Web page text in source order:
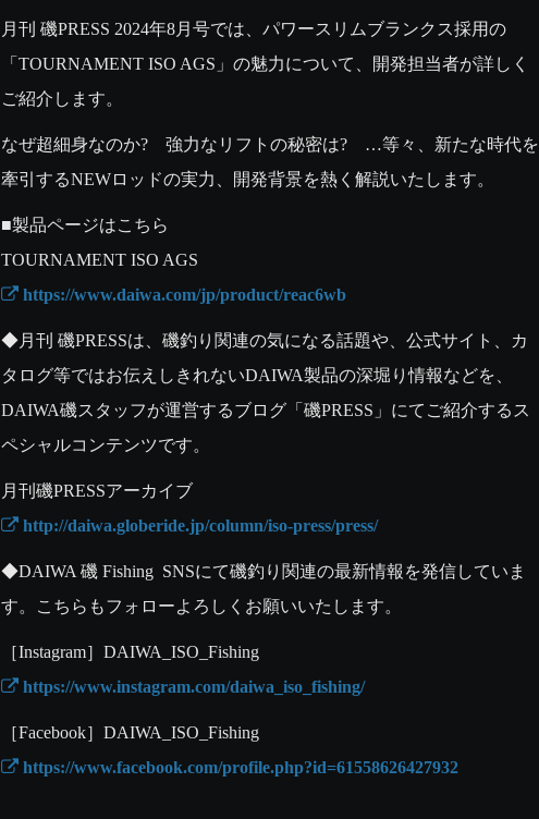
月刊 磯PRESS 2024年8月号では、パワースリムブランクス採用の
「TOURNAMENT ISO AGS」の魅力について、開発担当者が詳しく
ご紹介します。
なぜ超細身なのか?　強力なリフトの秘密は?　…等々、新たな時代を
牽引するNEWロッドの実力、開発背景を熱く解説いたします。
■製品ページはこちら
https://www.daiwa.com/jp/product/reac6wb
◆月刊 磯PRESSは、磯釣り関連の気になる話題や、公式サイト、カ
タログ等ではお伝えしきれないDAIWA製品の深堀り情報などを、
DAIWA磯スタッフが運営するブログ「磯PRESS」にてご紹介するス
ペシャルコンテンツです。
http://daiwa.globeride.jp/column/iso-press/press/
◆DAIWA 磯 Fishing  SNSにて磯釣り関連の最新情報を発信していま
す。こちらもフォローよろしくお願いいたします。
https://www.instagram.com/daiwa_iso_fishing/
https://www.facebook.com/profile.php?id=61558626427932